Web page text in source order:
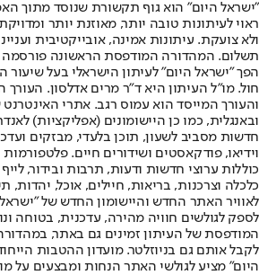
"ישראל היום" הוא גוף תקשורת שנוסד מתוך
ראוי לעיתונות טובה יותר, מאוזנת יותר
ולא צועקת. עיתונות אמינה, אובייקטיבית
הפך "ישראל היום" לעיתון הישראלי בעל שיעור
חול. מו"ל העיתון היא ד"ר מרים אדלסון.
והעורך המייסד הוא עמוס רגב. אתרי
חדשות מסביב לשעון, תוכן בלעדי, מבזקים
וידיאו, פודקאסטים ושידורים חיים.
כוללות ערוצי חדשות ודעות, תרבות ובידור,
לאוויר האתר החדש והיישומון החדש של
לספק לגולשים חוויה מהירה, עדכנית, בטוחה
המודפסת של העיתון זמינים גם באתר,
לקבל אותם גם בניוזלטר. מועדון ההטבות
היום" מציע לגולשי האתר הנחות ומבצעים על